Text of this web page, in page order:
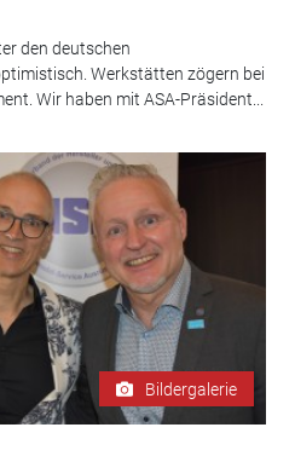
den deutschen
Werkstätten zögern bei
Wir haben mit ASA-Präsident...
Bildergalerie